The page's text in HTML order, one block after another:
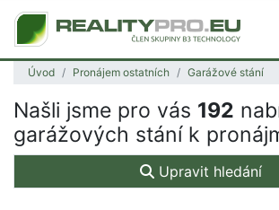
Úvod Pronájem ostatních Garážové stání
Našli jsme pro vás 192
garážových stání k
Upravit hledání